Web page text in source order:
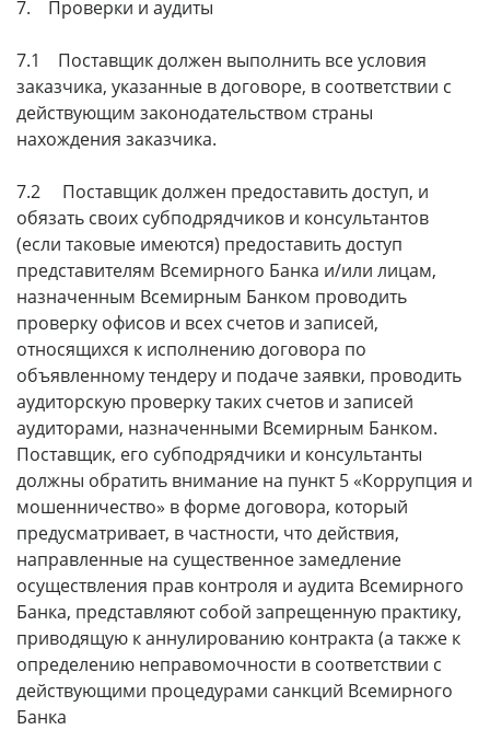
7. Проверки и аудиты
7.1 Поставщик должен выполнить все условия
заказчика, указанные в договоре, в соответствии с
действующим законодательством страны
нахождения заказчика.
7.2 Поставщик должен предоставить доступ, и
обязать своих субподрядчиков и консультантов
(если таковые имеются) предоставить доступ
представителям Всемирного Банка и/или лицам,
назначенным Всемирным Банком проводить
проверку офисов и всех счетов и записей,
относящихся к исполнению договора по
объявленному тендеру и подаче заявки, проводить
аудиторскую проверку таких счетов и записей
аудиторами, назначенными Всемирным Банком.
Поставщик, его субподрядчики и консультанты
должны обратить внимание на пункт 5 «Коррупция и
мошенничество» в форме договора, который
предусматривает, в частности, что действия,
направленные на существенное замедление
осуществления прав контроля и аудита Всемирного
Банка, представляют собой запрещенную практику,
приводящую к аннулированию контракта (а также к
определению неправомочности в соответствии с
действующими процедурами санкций Всемирного
Банка